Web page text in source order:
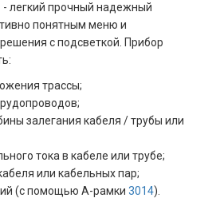
- легкий прочный надежный
понятным меню и
с подсветкой. Прибор
трассы;
залегания кабеля / трубы или
тока в кабеле или трубе;
или кабельных пар;
(с помощью А-рамки 3014).